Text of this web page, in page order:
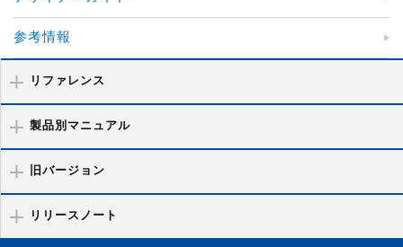
参考情報
リファレンス
製品別マニュアル
旧バージョン
リリースノート